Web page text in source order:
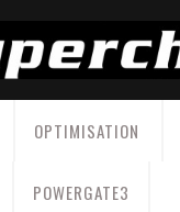
OPTIMISATION
POWERGATE3